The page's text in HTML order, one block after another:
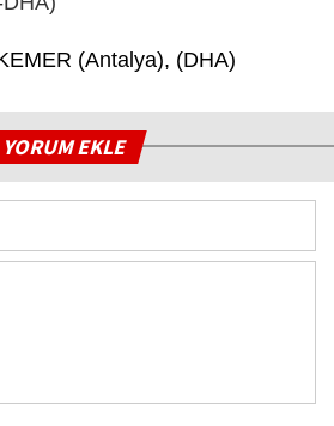
(Antalya), (DHA)
YORUM EKLE